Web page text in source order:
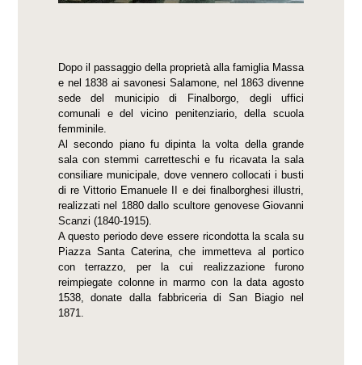
Dopo il passaggio della proprietà alla famiglia Massa
e nel 1838 ai savonesi Salamone, nel 1863 divenne
sede del municipio di Finalborgo, degli uffici
comunali e del vicino penitenziario, della scuola
femminile.
Al secondo piano fu dipinta la volta della grande
sala con stemmi carretteschi e fu ricavata la sala
consiliare municipale, dove vennero collocati i busti
di re Vittorio Emanuele II e dei finalborghesi illustri,
realizzati nel 1880 dallo scultore genovese Giovanni
Scanzi (1840-1915).
A questo periodo deve essere ricondotta la scala su
Piazza Santa Caterina, che immetteva al portico
con terrazzo, per la cui realizzazione furono
reimpiegate colonne in marmo con la data agosto
1538, donate dalla fabbriceria di San Biagio nel
1871.